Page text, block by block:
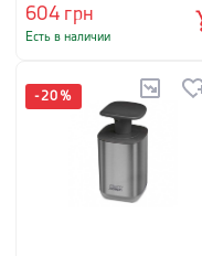
604грн
Есть в наличии
-20 %